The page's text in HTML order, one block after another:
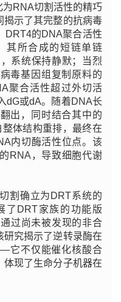
RNA切割活性的精巧
揭示了其完整的抗病毒
DRT4的DNA聚合活性
其所合成的短链单链
系统保持静默；当烈
毒基因组复制原料的
聚合活性超过外切活
dG或dA。随着DNA长
出，同时结合其中的
体结构重排，最终在
内切酶活性位点。该
RNA，导致细胞代谢
割确立为DRT系统的
了DRT家族的功能版
过尚未被发现的非合
研究揭示了逆转录酶在
它不仅能催化核酸合
体现了生命分子机器在